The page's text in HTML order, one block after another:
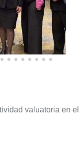
valuatoria en